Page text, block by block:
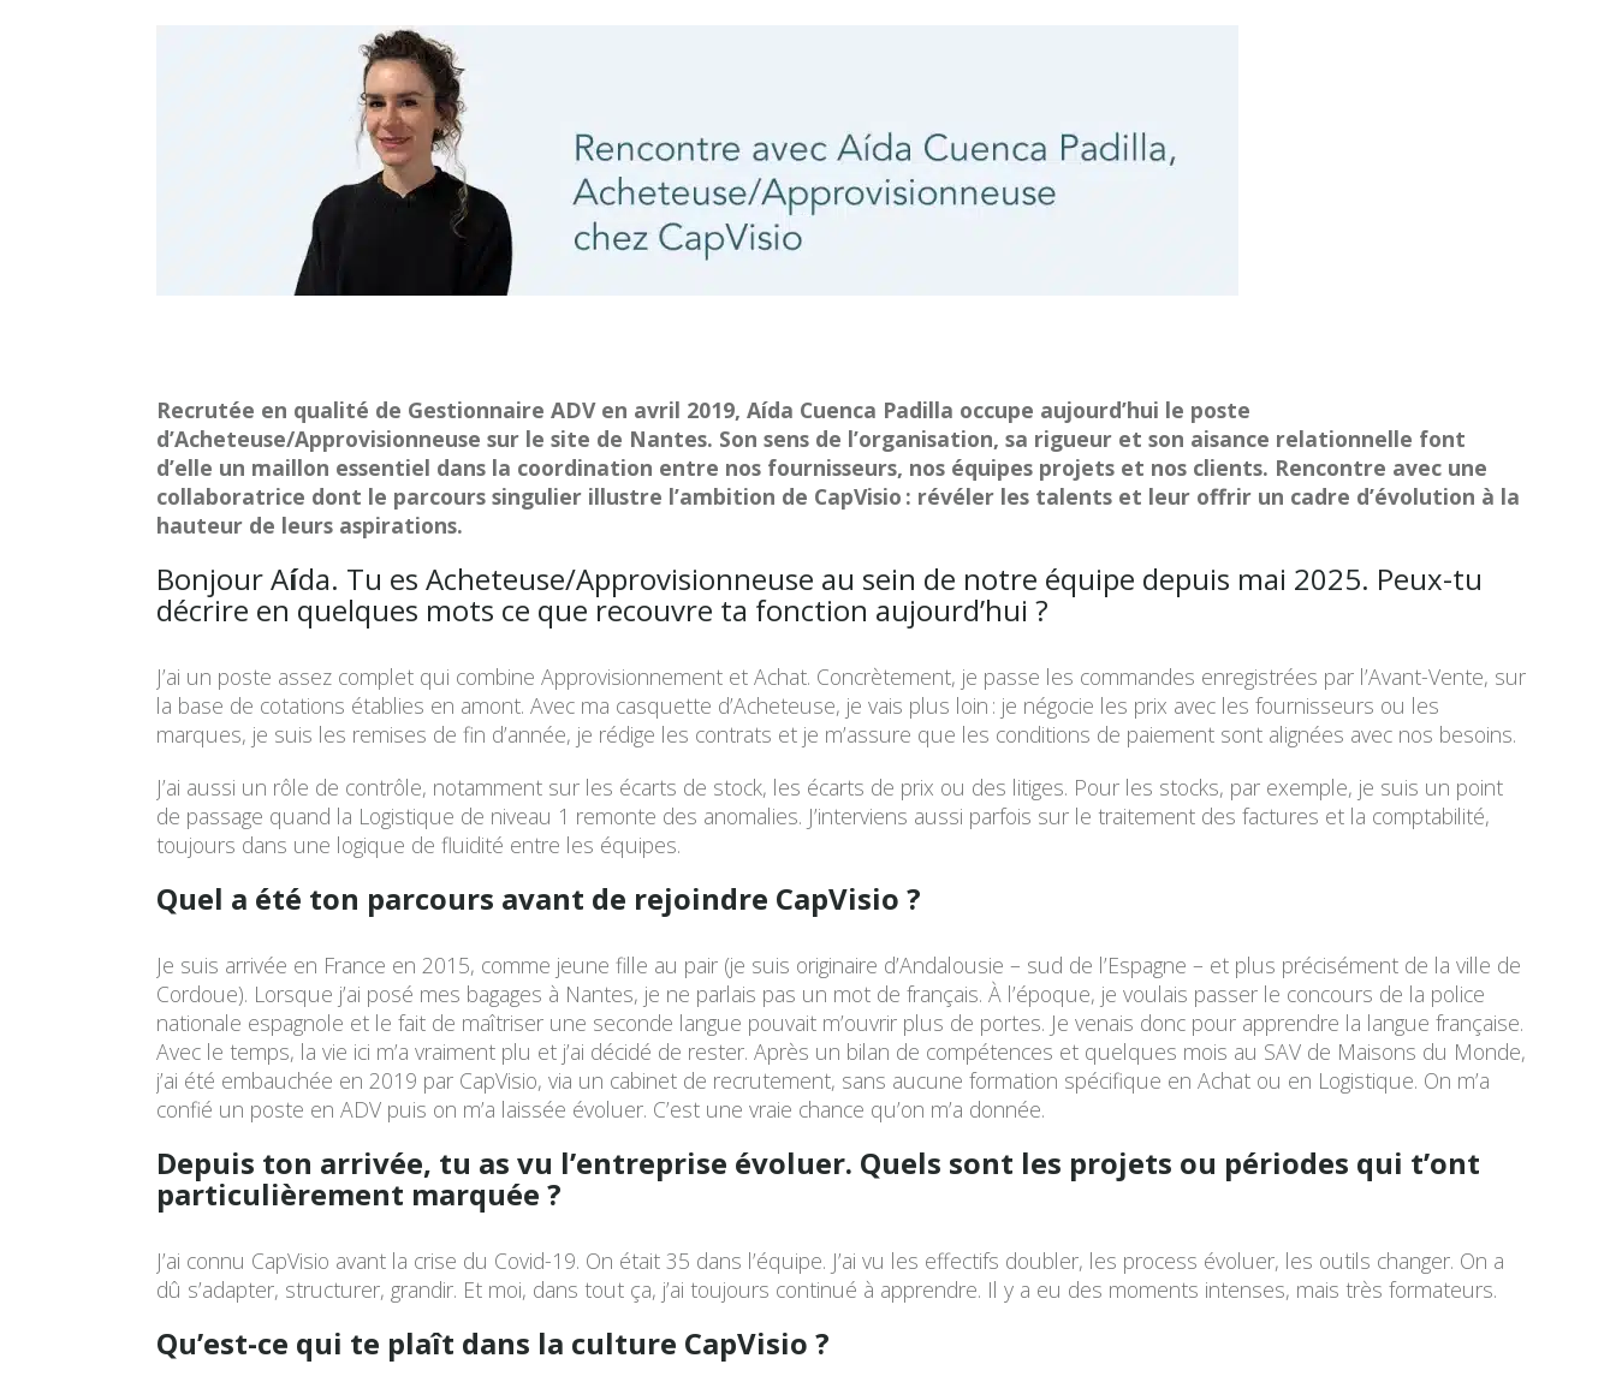
Recrutée en qualité de Gestionnaire ADV en avril 2019, Aída Cuenca Padilla occupe aujourd’hui le poste
d’Acheteuse/Approvisionneuse sur le site de Nantes. Son sens de l’organisation, sa rigueur et son aisance relationnelle font
d’elle un maillon essentiel dans la coordination entre nos fournisseurs, nos équipes projets et nos clients. Rencontre avec une
collaboratrice dont le parcours singulier illustre l’ambition de CapVisio : révéler les talents et leur offrir un cadre d’évolution à la
hauteur de leurs aspirations.
Bonjour Aída. Tu es Acheteuse/Approvisionneuse au sein de notre équipe depuis mai 2025. Peux-tu
décrire en quelques mots ce que recouvre ta fonction aujourd’hui ?
J’ai un poste assez complet qui combine Approvisionnement et Achat. Concrètement, je passe les commandes enregistrées par l’Avant-Vente, sur
la base de cotations établies en amont. Avec ma casquette d’Acheteuse, je vais plus loin : je négocie les prix avec les fournisseurs ou les
marques, je suis les remises de fin d’année, je rédige les contrats et je m’assure que les conditions de paiement sont alignées avec nos besoins.
J’ai aussi un rôle de contrôle, notamment sur les écarts de stock, les écarts de prix ou des litiges. Pour les stocks, par exemple, je suis un point
de passage quand la Logistique de niveau 1 remonte des anomalies. J’interviens aussi parfois sur le traitement des factures et la comptabilité,
toujours dans une logique de fluidité entre les équipes.
Quel a été ton parcours avant de rejoindre CapVisio ?
Je suis arrivée en France en 2015, comme jeune fille au pair (je suis originaire d’Andalousie – sud de l’Espagne – et plus précisément de la ville de
Cordoue). Lorsque j’ai posé mes bagages à Nantes, je ne parlais pas un mot de français. À l’époque, je voulais passer le concours de la police
nationale espagnole et le fait de maîtriser une seconde langue pouvait m’ouvrir plus de portes. Je venais donc pour apprendre la langue française.
Avec le temps, la vie ici m’a vraiment plu et j’ai décidé de rester. Après un bilan de compétences et quelques mois au SAV de Maisons du Monde,
j’ai été embauchée en 2019 par CapVisio, via un cabinet de recrutement, sans aucune formation spécifique en Achat ou en Logistique. On m’a
confié un poste en ADV puis on m’a laissée évoluer. C’est une vraie chance qu’on m’a donnée.
Depuis ton arrivée, tu as vu l’entreprise évoluer. Quels sont les projets ou périodes qui t’ont
particulièrement marquée ?
J’ai connu CapVisio avant la crise du Covid-19. On était 35 dans l’équipe. J’ai vu les effectifs doubler, les process évoluer, les outils changer. On a
dû s’adapter, structurer, grandir. Et moi, dans tout ça, j’ai toujours continué à apprendre. Il y a eu des moments intenses, mais très formateurs.
Qu’est-ce qui te plaît dans la culture CapVisio ?